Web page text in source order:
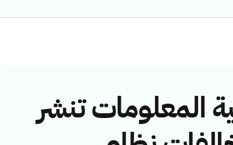
المعلومات تنشر